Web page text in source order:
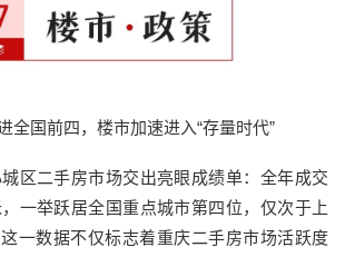
全国前四，楼市加速进入“存量时代”
区二手房市场交出亮眼成绩单：全年成交
一举跃居全国重点城市第四位，仅次于上
一数据不仅标志着重庆二手房市场活跃度